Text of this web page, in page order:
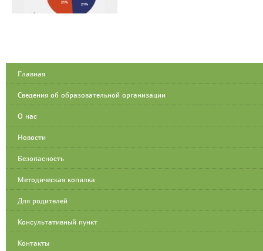
Главная
Сведения об образовательной организации
О нас
Новости
Безопасность
Методическая копилка
Для родителей
Консультативный пункт
Контакты